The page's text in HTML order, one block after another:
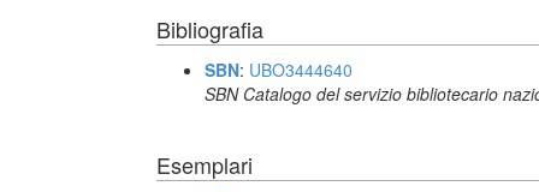
Bibliografia
SBN: UBO3444640
SBN Catalogo del servizio bibliotecario
Esemplari